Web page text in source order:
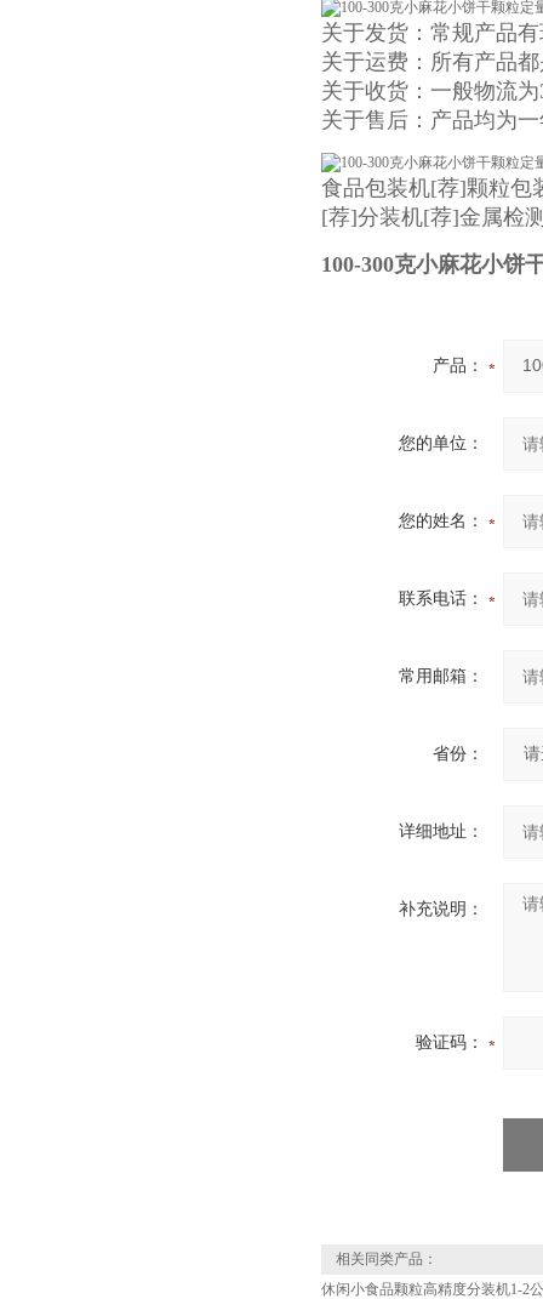
关于发货：常规产品
关于运费：所有产品
关于收货：一般物流
关于售后：产品均为
食品包装机[荐]颗粒包
[荐]分装机[荐]金属检
100-300克小麻花小饼
产品：
您的单位：
您的姓名：
联系电话：
常用邮箱：
省份：
详细地址：
补充说明：
验证码：
相关同类产品：
休闲小食品颗粒高精度分装机1-2